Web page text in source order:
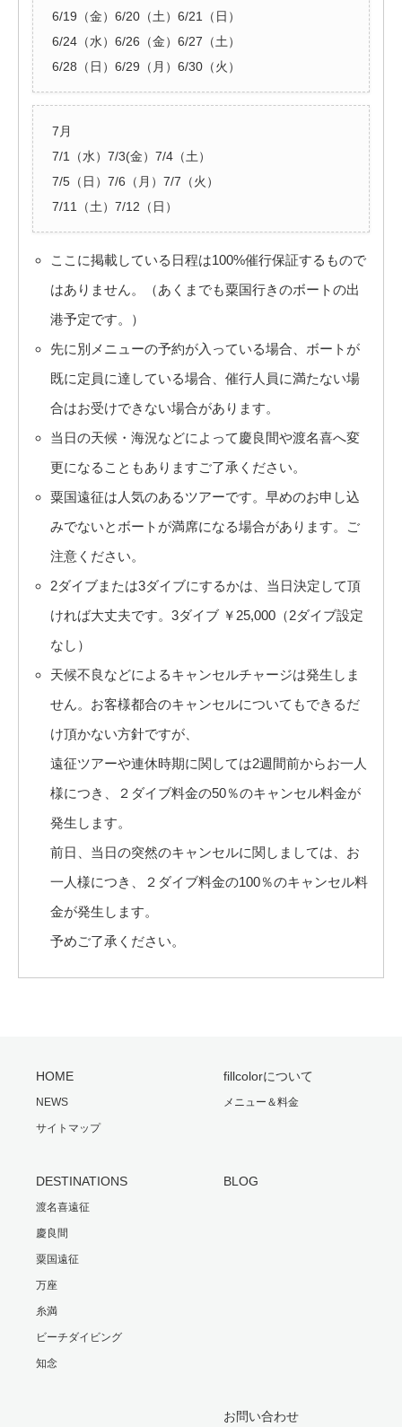
6/19（金）6/20（土）6/21（日）
6/24（水）6/26（金）6/27（土）
6/28（日）6/29（月）6/30（火）
7月
7/1（水）7/3(金）7/4（土）
7/5（日）7/6（月）7/7（火）
7/11（土）7/12（日）
ここに掲載している日程は100%催行保証するもので
はありません。（あくまでも粟国行きのボートの出
港予定です。）
先に別メニューの予約が入っている場合、ボートが
既に定員に達している場合、催行人員に満たない場
合はお受けできない場合があります。
当日の天候・海況などによって慶良間や渡名喜へ変
更になることもありますご了承ください。
粟国遠征は人気のあるツアーです。早めのお申し込
みでないとボートが満席になる場合があります。ご
注意ください。
2ダイブまたは3ダイブにするかは、当日決定して頂
ければ大丈夫です。3ダイブ ￥25,000（2ダイブ設定
なし）
天候不良などによるキャンセルチャージは発生しま
せん。お客様都合のキャンセルについてもできるだ
け頂かない方針ですが、
遠征ツアーや連休時期に関しては2週間前からお一人
様につき、２ダイブ料金の50％のキャンセル料金が
発生します。
前日、当日の突然のキャンセルに関しましては、お
一人様につき、２ダイブ料金の100％のキャンセル料
金が発生します。
予めご了承ください。
HOME
NEWS
サイトマップ
fillcolorについて
メニュー＆料金
DESTINATIONS
渡名喜遠征
慶良間
粟国遠征
万座
糸満
ビーチダイビング
知念
BLOG
お問い合わせ